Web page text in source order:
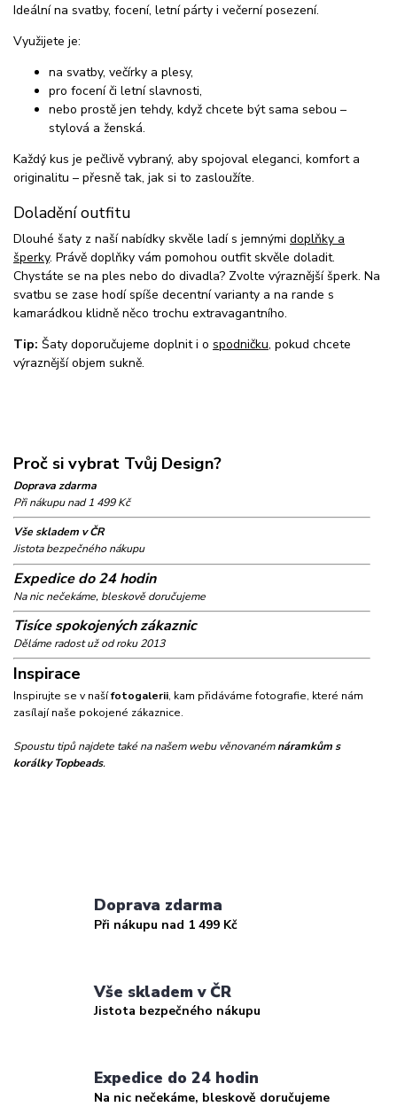
Ideální na svatby, focení, letní párty i večerní posezení.
Využijete je:
na svatby, večírky a plesy,
pro focení či letní slavnosti,
nebo prostě jen tehdy, když chcete být sama sebou –
stylová a ženská.
Každý kus je pečlivě vybraný, aby spojoval eleganci, komfort a
originalitu – přesně tak, jak si to zasloužíte.
Doladění outfitu
Dlouhé šaty z naší nabídky skvěle ladí s jemnými doplňky a
šperky. Právě doplňky vám pomohou outfit skvěle doladit.
Chystáte se na ples nebo do divadla? Zvolte výraznější šperk. Na
svatbu se zase hodí spíše decentní varianty a na rande s
kamarádkou klidně něco trochu extravagantního.
Tip: Šaty doporučujeme doplnit i o spodničku, pokud chcete
výraznější objem sukně.
Proč si vybrat Tvůj Design?
Doprava zdarma
Při nákupu nad 1 499 Kč
Vše skladem v ČR
Jistota bezpečného nákupu
Expedice do 24 hodin
Na nic nečekáme, bleskově doručujeme
Tisíce spokojených zákaznic
Děláme radost už od roku 2013
Inspirace
Inspirujte se v našífotogalerii, kam přidáváme fotografie, které nám
zasílají naše pokojené zákaznice.
Spoustu tipů najdete také na našem webu věnovanémnáramkům s
korálky Topbeads.
Doprava zdarma
Při nákupu nad 1 499 Kč
Vše skladem v ČR
Jistota bezpečného nákupu
Expedice do 24 hodin
Na nic nečekáme, bleskově doručujeme